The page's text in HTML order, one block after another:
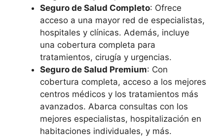
Seguro de Salud Completo: Ofrece
acceso a una mayor red de especialistas,
hospitales y clínicas. Además, incluye
una cobertura completa para
tratamientos, cirugía y urgencias.
Seguro de Salud Premium: Con
cobertura completa, acceso a los mejores
centros médicos y los tratamientos más
avanzados. Abarca consultas con los
mejores especialistas, hospitalización en
habitaciones individuales, y más.